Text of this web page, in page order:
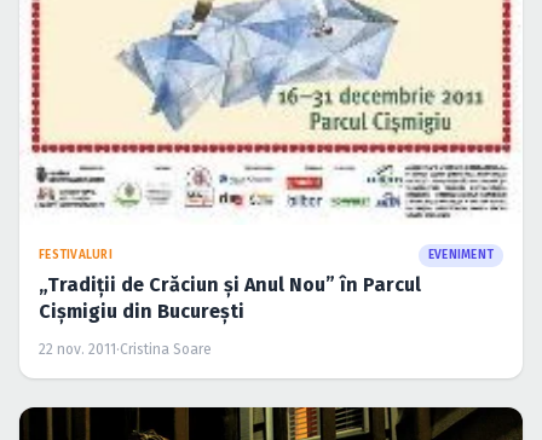
FESTIVALURI EVENIMENT
„Tradiţii de Crăciun şi Anul Nou” în Parcul
Cişmigiu din Bucureşti
22 nov. 2011 ·Cristina Soare